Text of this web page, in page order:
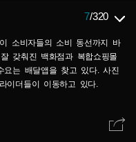
7/320
소비자들의 소비 동선까지 바
갖춰진 백화점과 복합쇼핑몰
는 배달앱을 찾고 있다. 사진
이더들이 이동하고 있다.